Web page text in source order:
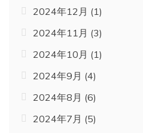
2024年12月 (1)
2024年11月 (3)
2024年10月 (1)
2024年9月 (4)
2024年8月 (6)
2024年7月 (5)